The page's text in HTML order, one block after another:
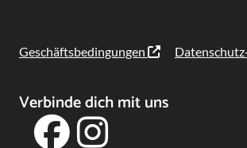
Geschäftsbedingungen
Verbinde dich mit uns